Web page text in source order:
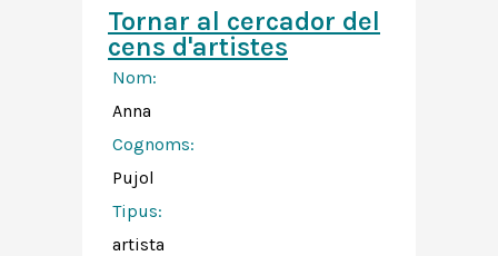
Tornar al cercador del
cens d'artistes
Nom:
Anna
Cognoms:
Pujol
Tipus:
artista